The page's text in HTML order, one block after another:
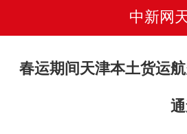
中新网
春运期间天津本土货运